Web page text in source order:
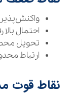
احتمال
تحویل
ارتباط
نقاط قوت